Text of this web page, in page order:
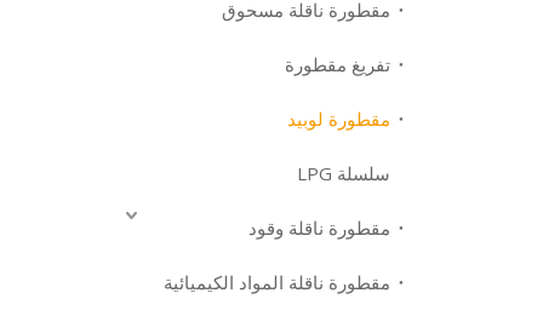
مقطورة ناقلة مسحوق
تفريغ مقطورة
مقطورة لوبيد
سلسلة LPG
مقطورة ناقلة وقود
مقطورة ناقلة المواد الكيميائية